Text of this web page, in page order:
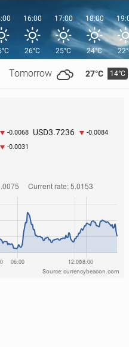
Tomorrow 27°C 14°C
16:00
26°C
17:00
25°C
18:00
24°C
-0.0068 USD3.7236 -0.0084
-0.0031
Source: currencybeacon.com